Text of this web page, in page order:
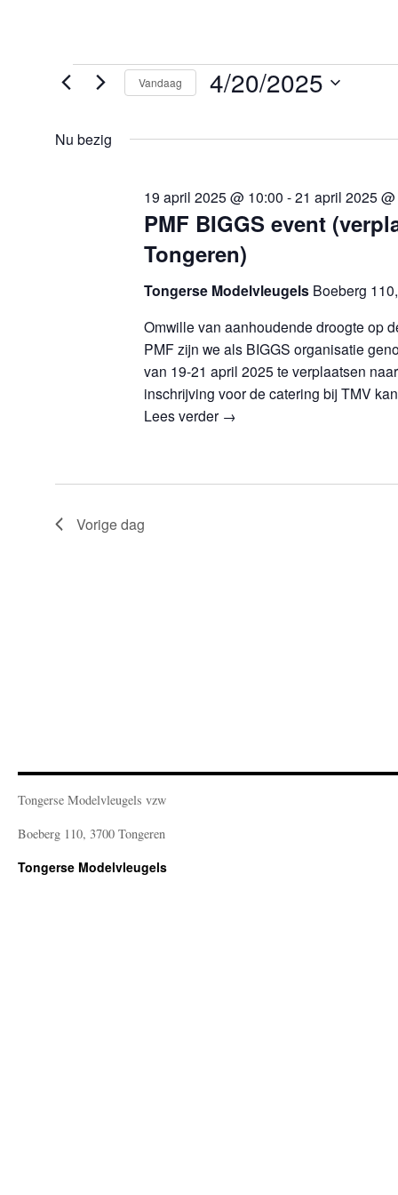
Evenementen
in
2025
Vandaag 4/20/2025
datum.
Nu bezig
PMF BIGGS event
Tongeren)
19 april 2025 @ 10:00 -21 april 2025
Tongerse Modelvleugels Boeberg
Omwille van aanhoudende droogte op
PMF zijn we als BIGGS organisatie
van 19-21 april 2025 te verplaatsen
inschrijving voor de catering bij TMV
Lees verder →
Vorige dag
Tongerse Modelvleugels vzw
Boeberg 110, 3700 Tongeren
Tongerse Modelvleugels